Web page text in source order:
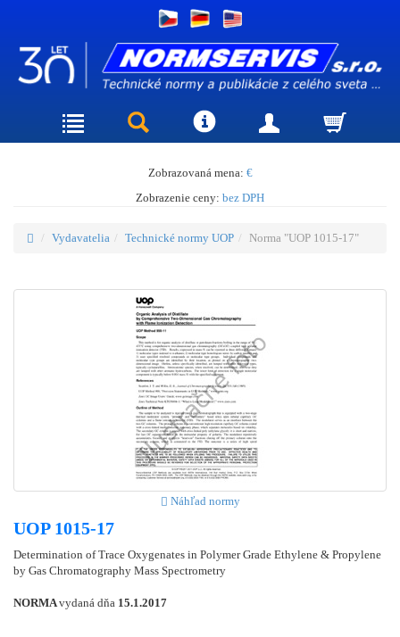
Zobrazovaná mena: €
Zobrazenie ceny: bez DPH
Vydavatelia Technické normy UOP Norma "UOP 1015-17"
Náhľad normy
UOP 1015-17
Determination of Trace Oxygenates in Polymer Grade Ethylene & Propylene
by Gas Chromatography Mass Spectrometry
NORMAvydaná dňa 15.1.2017